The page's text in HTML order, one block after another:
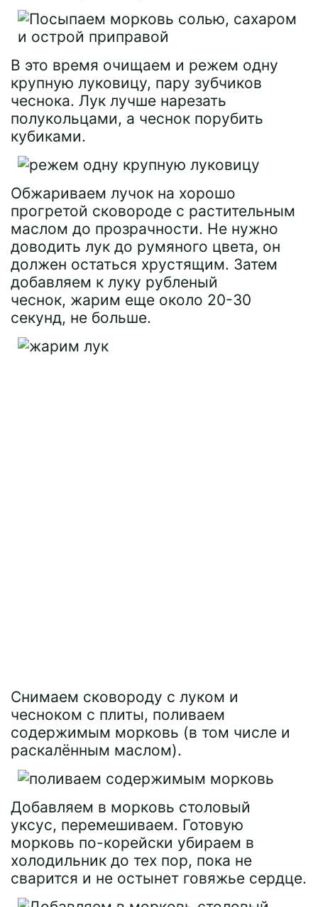
В это время очищаем и режем одну
крупную луковицу, пару зубчиков
чеснока. Лук лучше нарезать
полукольцами, а чеснок порубить
кубиками.
Обжариваем лучок на хорошо
прогретой сковороде с растительным
маслом до прозрачности. Не нужно
доводить лук до румяного цвета, он
должен остаться хрустящим. Затем
добавляем к луку рубленый
чеснок, жарим еще около 20-30
секунд, не больше.
Снимаем сковороду с луком и
чесноком с плиты, поливаем
содержимым морковь (в том числе и
раскалённым маслом).
Добавляем в морковь столовый
уксус, перемешиваем. Готовую
морковь по-корейски убираем в
холодильник до тех пор, пока не
сварится и не остынет говяжье сердце.